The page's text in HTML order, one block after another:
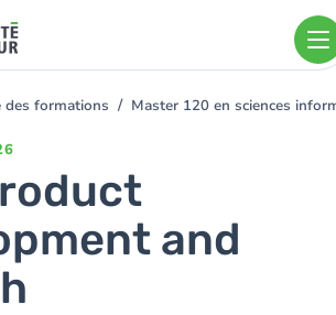
des formations Master 120 en sciences
and